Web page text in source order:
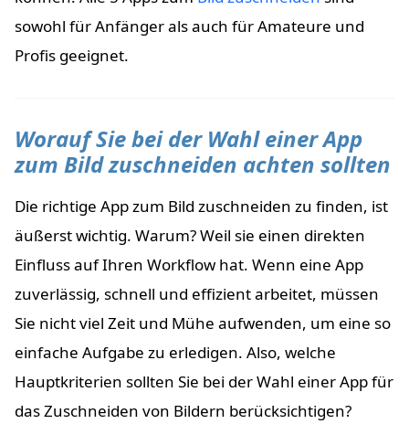
sowohl für Anfänger als auch für Amateure und
Profis geeignet.
Worauf Sie bei der Wahl einer App
zum Bild zuschneiden achten sollten
Die richtige App zum Bild zuschneiden zu finden, ist
äußerst wichtig. Warum? Weil sie einen direkten
Einfluss auf Ihren Workflow hat. Wenn eine App
zuverlässig, schnell und effizient arbeitet, müssen
Sie nicht viel Zeit und Mühe aufwenden, um eine so
einfache Aufgabe zu erledigen. Also, welche
Hauptkriterien sollten Sie bei der Wahl einer App für
das Zuschneiden von Bildern berücksichtigen?